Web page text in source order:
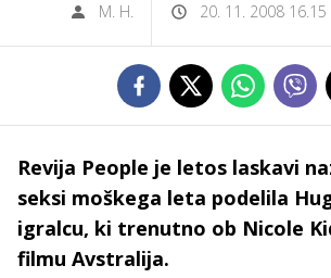
M. H. 20. 11. 2008 16.15
Revija People je letos laskavi
seksi moškega leta podelila
igralcu, ki trenutno ob Nicole
filmu Avstralija.